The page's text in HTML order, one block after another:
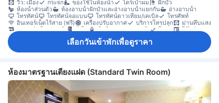
วิว: เมือง กระจก ของใช้ในห้องน้ำ ไดร์เป่าผม
ฝักบัว
ห้องน้ำส่วนตัว
ห้องอาบน้ำฝักบัวและอ่างอาบน้ำแยกกัน
อ่างอาบน้ำ
โทรทัศน์
โทรทัศน์จอแบน โทรทัศน์ดาวเทียม/เคเบิล
โทรศัพท์
อินเทอร์เน็ตไร้สาย (ฟรี)
เครื่องปรับอากาศ บริการโทรปลุก
ม่านทึบแสง
กาแฟสำเร็จรูป (ฟรี)
ตู้เย็น น้ำดื่มบรรจุขวด (ฟรี) โซฟา
โต๊ะทำงาน
ห้องนั่งเล่นแยกต่างหาก ตู้เสื้อผ้า
ห้องสูบบุหรี่ได้
เลือกวันเข้าพักเพื่อดูราคา
ห้องมาตรฐานเตียงแฝด (Standard Twin Room)